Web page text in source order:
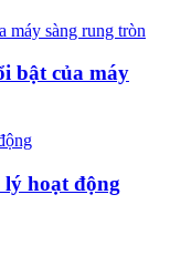
bật của máy
lý hoạt động